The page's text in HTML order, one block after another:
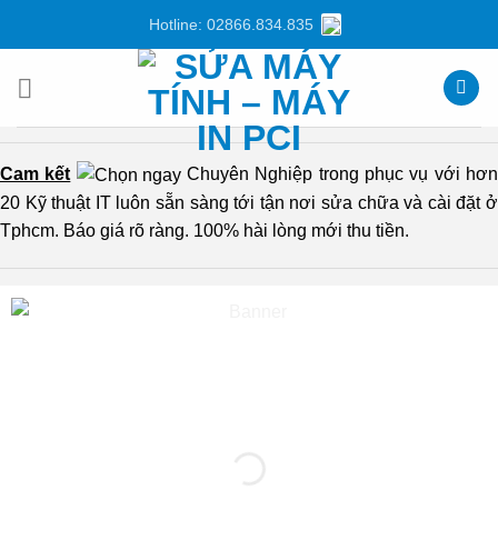
dung
Hotline: 02866.834.835
Cam kết
Chuyên Nghiệp trong phục vụ với hơn
20 Kỹ thuật IT luôn sẵn sàng tới tận nơi sửa chữa và cài đặt ở
Tphcm. Báo giá rõ ràng. 100% hài lòng mới thu tiền.